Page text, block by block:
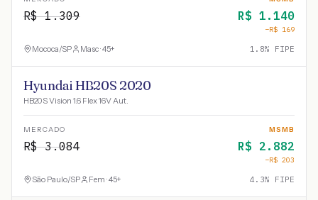
R$1.309 R$ 1.140
−R$ 169
Mococa/SP Masc · 45+ 1.8% FIPE
Hyundai HB20S 2020
HB20S Vision 1.6 Flex 16V Aut.
MERCADO
R$3.084
MSMB
R$ 2.882
−R$ 203
São Paulo/SP Fem · 45+ 4.3% FIPE